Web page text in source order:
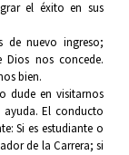
el éxito en sus
de nuevo ingreso;
nos concede.
bien.
dude en visitarnos
El conducto
Si es estudiante o
de la Carrera; si